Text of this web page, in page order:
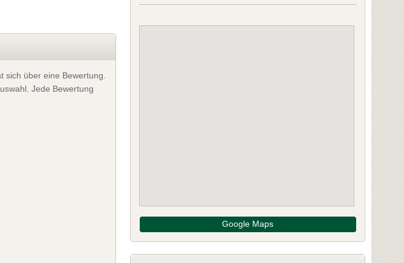
über eine Bewertung.
Jede Bewertung
Google Maps